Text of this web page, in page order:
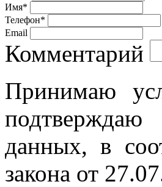
Имя*
Телефон*
Email
Комментарий
Принимаю
подтверждаю
данных, в
закона от